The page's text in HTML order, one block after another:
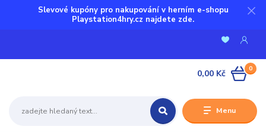
Slevové kupóny pro nakupování v herním e-shopu
Playstation4hry.cz najdete zde.
Menu
0
0,00 Kč